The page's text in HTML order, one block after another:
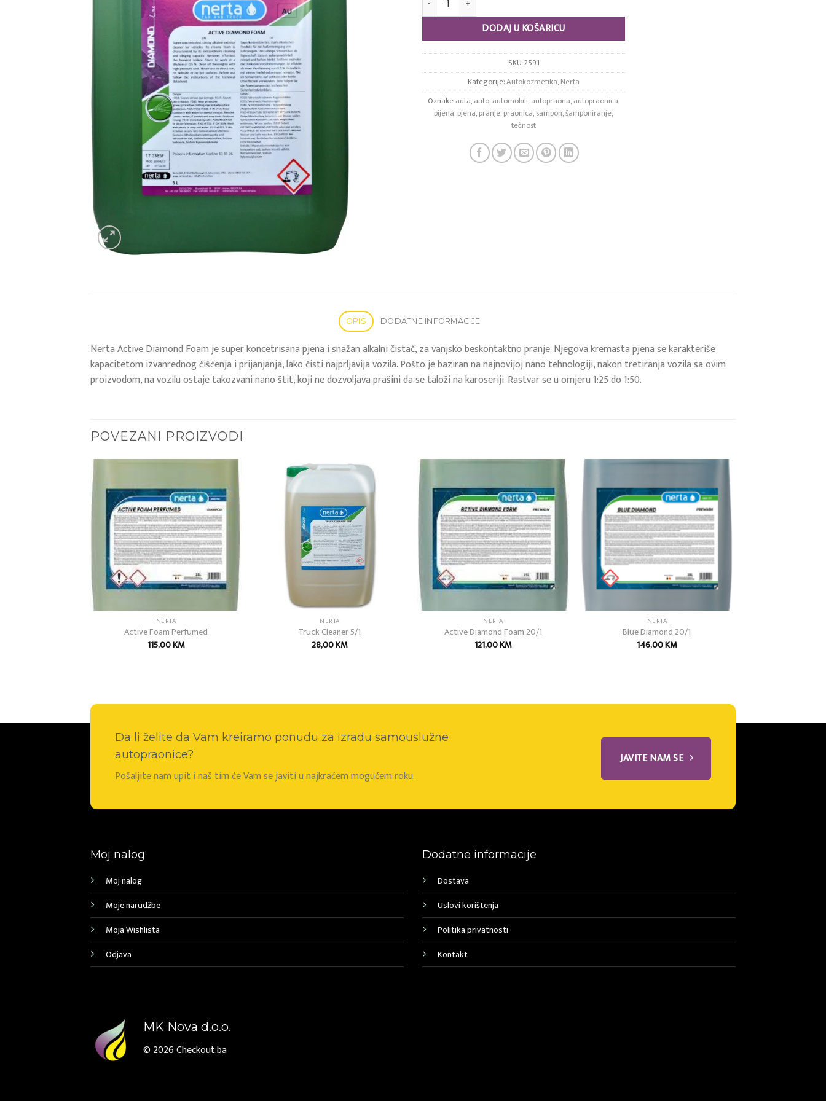
DODAJ U KOŠARICU
SKU:2591
Kategorije:Autokozmetika,Nerta
Oznakeauta,auto,automobili,autopraona,autopraonica,
pijena,pjena,pranje,praonica,sampon,šamponiranje,
tečnost
OPIS DODATNE INFORMACIJE
Nerta Active Diamond Foam je super koncetrisana pjena i snažan alkalni čistač, za vanjsko beskontaktno pranje. Njegova kremasta pjena se karakteriše
kapacitetom izvanrednog čišćenja i prijanjanja, lako čisti najprljavija vozila. Pošto je baziran na najnovijoj nano tehnologiji, nakon tretiranja vozila sa ovim
proizvodom, na vozilu ostaje takozvani nano štit, koji ne dozvoljava prašini da se taloži na karoseriji. Rastvar se u omjeru 1:25 do 1:50.
POVEZANI PROIZVODI
Add to
wishlist
NERTA
Active Foam Perfumed
115,00KM
Add to
NERTA
Truck Cleaner 5/1
28,00KM
Add to
wishlist
NERTA
Active Diamond Foam 20/1
121,00KM
Add to
wishlist
NERTA
Blue Diamond 20/1
146,00KM
Da li želite da Vam kreiramo ponudu za izradu samouslužne
autopraonice?
Pošaljite nam upit i naš tim će Vam se javiti u najkraćem mogućem roku.
JAVITE NAM SE
Moj nalog
Moj nalog
Moje narudžbe
Moja Wishlista
Odjava
Dodatne informacije
Dostava
Uslovi korištenja
Politika privatnosti
Kontakt
MK Nova d.o.o.
© 2026Checkout.ba